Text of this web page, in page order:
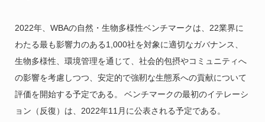
2022年、WBAの自然・生物多様性ベンチマークは、22業界に
わたる最も影響力のある1,000社を対象に適切なガバナンス、
生物多様性、環境管理を通じて、社会的包摂やコミュニティへ
の影響を考慮しつつ、安定的で強靭な生態系への貢献について
評価を開始する予定である。 ベンチマークの最初のイテレーシ
ョン（反復）は、2022年11月に公表される予定である。